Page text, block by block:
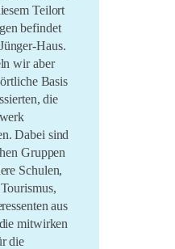
Teilort
befindet
Haus.
wir aber
Basis
die
Dabei sind
Gruppen
Schulen,
aus
mitwirken
die